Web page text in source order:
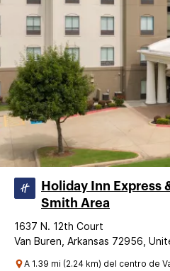
Holiday Inn Express
Smith Area
1637 N. 12th Court
Van Buren, Arkansas 72956,
A 1.39 mi (2.24 km) del centro de